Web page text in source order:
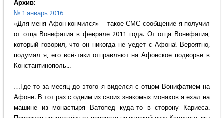
Архив:
№ 1 январь 2016
«Для меня Афон кончился» – такое СМС-сообщение я получил
от отца Вонифатия в феврале 2011 года. От отца Вонифатия,
который говорил, что он никогда не уедет с Афона! Вероятно,
подумал я, его всё-таки отправляют на Афонское подворье в
Константинополь...
…Где-то за месяц до этого я виделся с отцом Вонифатием на
Афоне. В тот раз с одним из своих знакомых монахов я ехал на
машине из монастыря Ватопед куда-то в сторону Кариеса.